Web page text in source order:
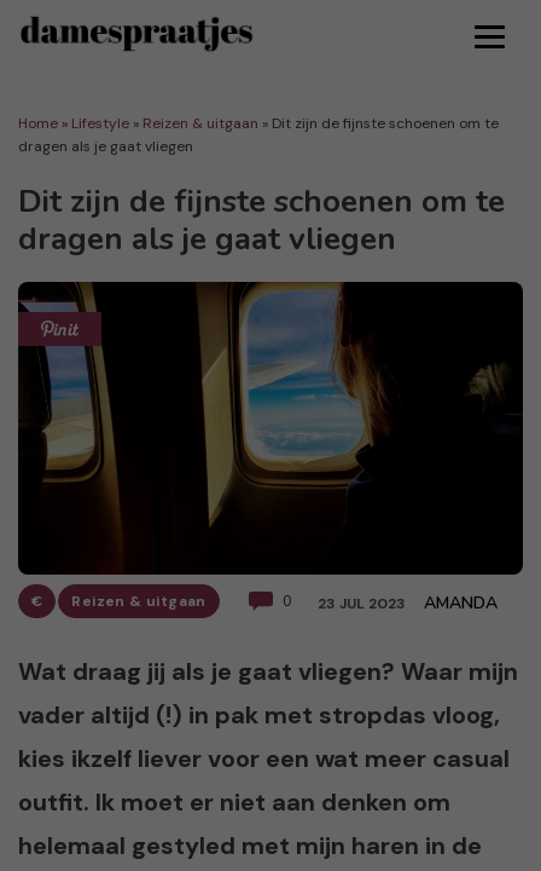
Home » Lifestyle » Reizen & uitgaan » Dit zijn de fijnste schoenen om te
dragen als je gaat vliegen
Dit zijn de fijnste schoenen om te
dragen als je gaat vliegen
€ Reizen & uitgaan 0 23 JUL 2023 AMANDA
Wat draag jij als je gaat vliegen? Waar mijn
vader altijd (!) in pak met stropdas vloog,
kies ikzelf liever voor een wat meer casual
outfit. Ik moet er niet aan denken om
helemaal gestyled met mijn haren in de